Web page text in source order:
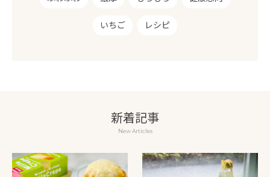
いちご レシピ
新着記事
New Articles